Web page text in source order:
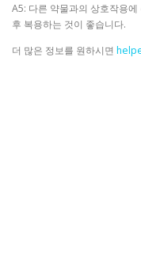
A5: 다른 약물과의 상호작용
후 복용하는 것이 좋습니다.
더 많은 정보를 원하시면